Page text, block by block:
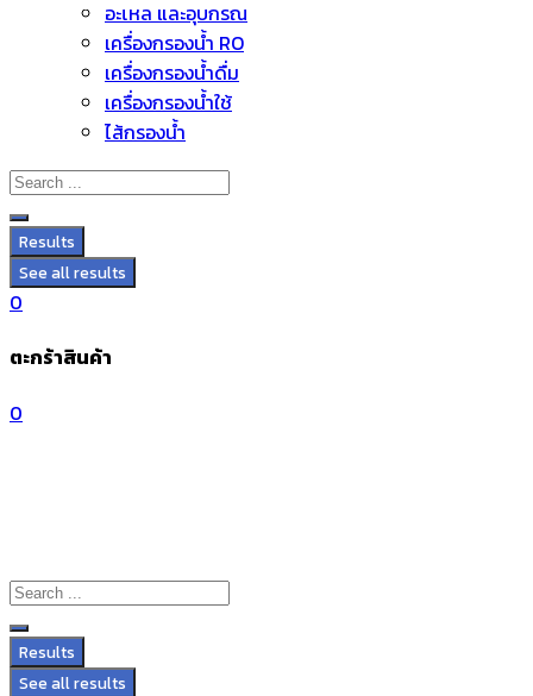
อะไหล่ และอุปกรณ์
เครื่องกรองน้ำ RO
เครื่องกรองน้ำดื่ม
เครื่องกรองน้ำใช้
ไส้กรองน้ำ
Results
See all results
0
ตะกร้าสินค้า
0
Results
See all results